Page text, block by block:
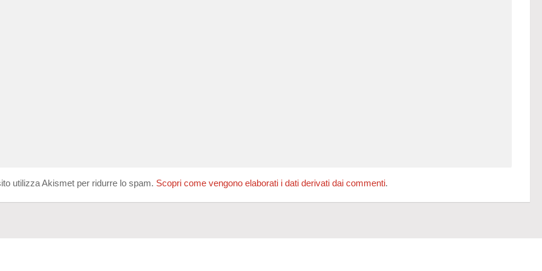
utilizza Akismet per ridurre lo spam. Scopri come vengono elaborati i dati derivati dai commenti.